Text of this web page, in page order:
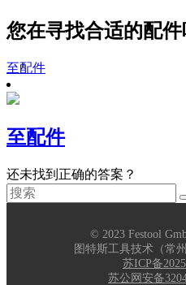
您在寻找合适的配件
至配件
至配件
还未找到正确的答案？
© 2023 Festool
图特斯工具技术（常
苏ICP备
苏公网安备